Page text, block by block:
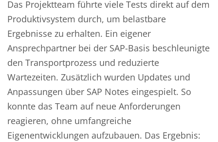
Das Projektteam führte viele Tests direkt auf dem
Produktivsystem durch, um belastbare
Ergebnisse zu erhalten. Ein eigener
Ansprechpartner bei der SAP-Basis beschleunigte
den Transportprozess und reduzierte
Wartezeiten. Zusätzlich wurden Updates und
Anpassungen über SAP Notes eingespielt. So
konnte das Team auf neue Anforderungen
reagieren, ohne umfangreiche
Eigenentwicklungen aufzubauen. Das Ergebnis: